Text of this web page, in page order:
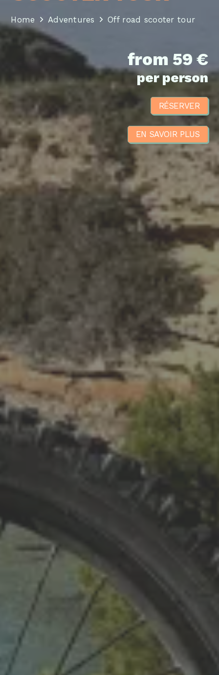
Home Adventures Off road scooter tour
from 59 €
per person
RÉSERVER
EN SAVOIR PLUS